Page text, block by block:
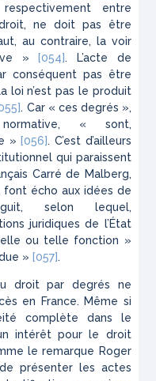
entre
ne doit pas être
au contraire, la voir
»[054]. L’acte de
conséquent pas être
loi n’est pas le produit
. Car « ces degrés »,
« sont,
»[056]. C’est d’ailleurs
qui paraissent
Carré de Malberg,
font écho aux idées de
selon lequel,
juridiques de l’État
telle ou telle fonction »
»[057].
droit par degrés ne
en France. Même si
complète dans le
intérêt pour le droit
le remarque Roger
présenter les actes